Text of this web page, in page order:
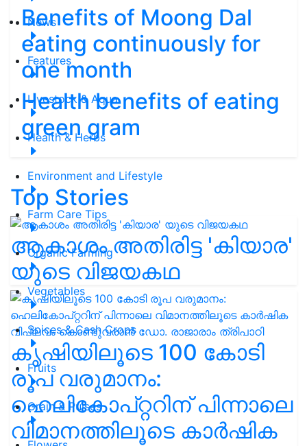
News
Features
Livestock & Aqua
Health & Herbs
Environment and Lifestyle
Farm Care Tips
Organic Farming
Vegetables
Spices & Cash Crops
Fruits
Grain & Pulses
Benefits of Moong Dal
eating continuously for
one month
Health benefits of eating
green gram
Top Stories
ആകാശം അതിരിട്ട 'കിയാര'
യുടെ വിജയകഥ
കൃഷിയിലൂടെ 100 കോടി
രൂപ വരുമാനം:
ഹെലികോപ്റ്ററിന് പിന്നാലെ
വിമാനത്തിലൂടെ കാർഷിക